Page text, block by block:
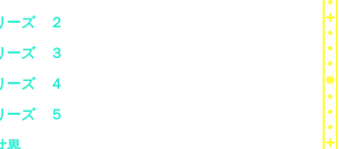
ーズ ２
ーズ ３
ーズ ４
ーズ ５